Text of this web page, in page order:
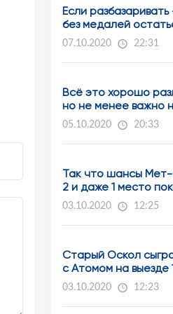
Если
без медалей
07.10.2020 22:31
Всё это хорошо
но не менее важно
05.10.2020 20:33
Так что шансы
2 и даже 1 место
03.10.2020 12:25
Старый Оскол
с Атомом на выезде
03.10.2020 12:23